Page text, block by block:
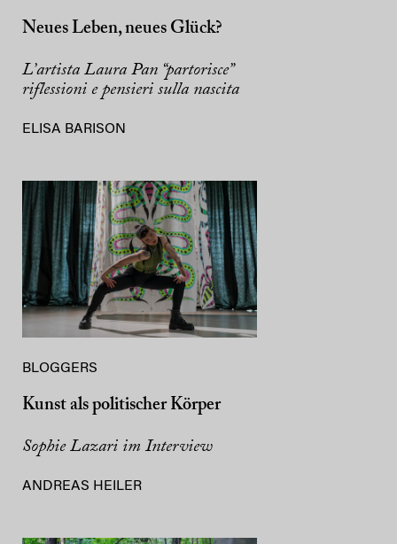
Neues Leben, neues Glück?
L’artista Laura Pan “partorisce”
riflessioni e pensieri sulla nascita
ELISA BARISON
BLOGGERS
Kunst als politischer Körper
Sophie Lazari im Interview
ANDREAS HEILER